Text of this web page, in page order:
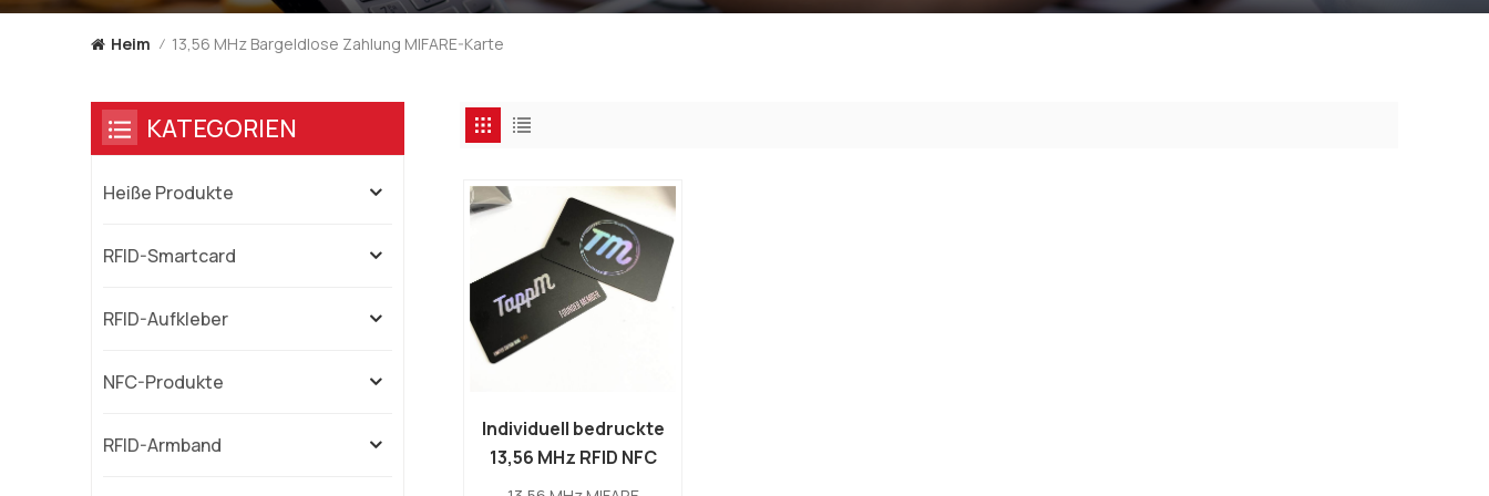
Heim / 13,56 MHz Bargeldlose Zahlung MIFARE-Karte
Individuell bedruckte
13,56 MHz RFID NFC
PVC MIFARE
KATEGORIEN
Heiße Produkte
RFID-Smartcard
RFID-Aufkleber
NFC-Produkte
RFID-Armband